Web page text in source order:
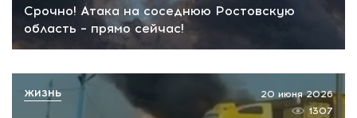
Срочно! Атака на соседнюю Ростовскую
область – прямо сейчас!
20 июня 2026
1307
ЖИЗНЬ